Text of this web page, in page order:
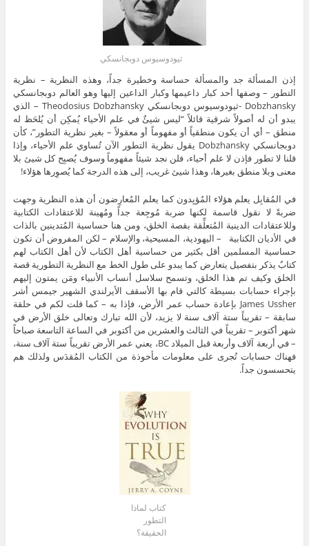
ثيودوسيوس دوبجانسكي
إذن المسألة جد والمسألة حساسة وخطيرة جداً، وهذه النظرية – نظرية
التطور – وصفها أحد كبار داعيمها وكبار الداعين إليها وهو العالم دوبجانسكي
Dobzhansky -ثيودوسيوس دوبجانسكي Theodosius Dobzhansky – الذي
يبدو أن له أصولاً شرقية قائلاً “ليس شيئٌ في علم الأحياء يُمكِن أن يُلحَظ له
منطق – أي أن يكون منطقياً أو مفهوماً أو معقولاً – بغير نظرية التطور”، كأن
دوبجانسكي Dobzhansky يقول نظرية التطور الآن تُساوي علم الأحياء، وإذا
قلنا لا تطور فإذن لا علم أحياء، فلن نجد شيئاً مفهوماً وسوف يُصبِح كل شيئ بلا
معنى وبلا منطق بغيرها، وهذا شيئ غريب، إلى هذه الدرجة كما يُصوِرها هؤلاء!
في المُقابِل يعلم هؤلاء المُؤيِدون كما يعلم المُعارِضون أن هذه النظرية وجهت
ضربةً لا نقول قاسمة لكنها ضربة مُوجِعة جداً ومُهينة للاعتقادات الكتابية
وللاعتقادات الدينية المُتعلِّقة بقصة الخلق، ومن هنا حساسية المُتدينين بالذات
في الأديان الكتابية – اليهودية، المسيحية، والإسلام – لكن المفروض أن تكون
حساسية المسلمين أقل بكثير من حساسية أهل الكتاب لأن أهل الكتاب لهم
كتابٌ يذكر بتفصيل يتعارض كما يبدو على طول الخط مع النظرية التطورية قصة
الخلق وكيف تم هذا الخلق، وتسمح سلاسل أنساب الأنبياء ومَن يمتون إليهم
بإجراء حسابات بسيطة كالتي قام بها الأسقف الأيرلندي الشهير جيمس أشر
James Ussher بإعادة حساب عمر الأرض، فإذا به – كما قلت لكم في حلقة
سابقة – تقريباً ستة آلاف سنة لا يزيد، لأن الله تبارك وتعالى خلق الأرض في
شهر أكتوبر – تقريباً في الثالث والعشرين من أكتوبر في الساعة التاسعة صباحاً
– في أربعة آلاف وأربعة قبل الميلاد BC، يعني عمر الأرض تقريباً ستة آلاف سنة،
فهناك حسابات تُجرى على معلومات مأخوذة من الكتاب المُقدَس ولذلك هم
يتحسسون جداً.
كتاب لماذا
التطور
الحقيقة؟